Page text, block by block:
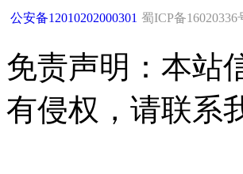
公安备12010202000301 蜀ICP备16020336
免责声明：本站
有侵权，请联系